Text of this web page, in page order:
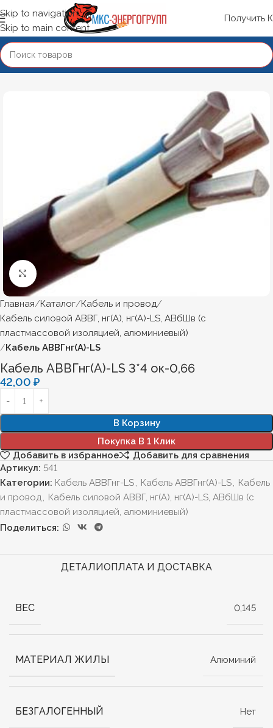
Skip to navigation
Skip to main content
Получить
Нажмите, чтобы увеличить
Главная Каталог Кабель и провод
Кабель силовой АВВГ, нг(А), нг(А)-LS, АВбШв (с
пластмассовой изоляцией, алюминиевый)
Кабель АВВГнг(А)-LS
Кабель АВВГнг(А)-LS 3*4 ок-0,66
42,00 ₽
В Корзину
Покупка В 1 Клик
Добавить в избранное
Добавить для сравнения
Артикул: 541
Категории: Кабель АВВГнг-LS, Кабель АВВГнг(А)-LS, Кабель
и провод, Кабель силовой АВВГ, нг(А), нг(А)-LS, АВбШв (с
пластмассовой изоляцией, алюминиевый)
Поделиться:
ДЕТАЛИОПЛАТА И ДОСТАВКА
ВЕС 0,145
МАТЕРИАЛ ЖИЛЫ Алюминий
БЕЗГАЛОГЕННЫЙ Нет